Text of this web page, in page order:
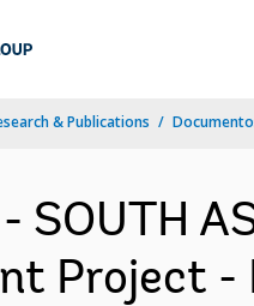
& Publications
SOUTH
Project -